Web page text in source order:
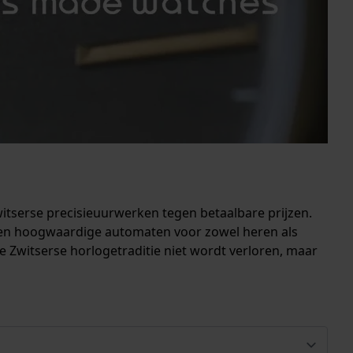
precisieuurwerken tegen betaalbare prijzen.
hoogwaardige automaten voor zowel heren als
Zwitserse horlogetraditie niet wordt verloren, maar